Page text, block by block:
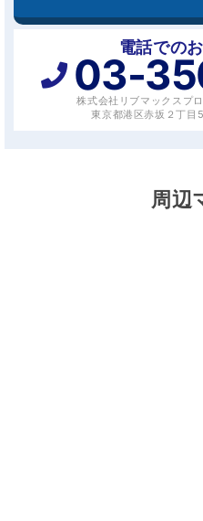
電話での
03-
株式会社リブマックスプ
東京都港区赤坂２丁
周辺